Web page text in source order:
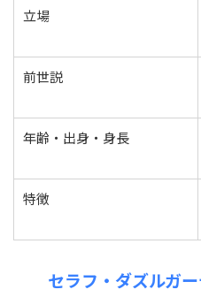
立場
前世説
年齢・出身・身長
特徴
セラフ・ダズルガ